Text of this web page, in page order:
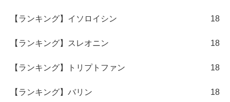
【ランキング】イソロイシン 18
【ランキング】スレオニン 18
【ランキング】トリプトファン 18
【ランキング】バリン 18